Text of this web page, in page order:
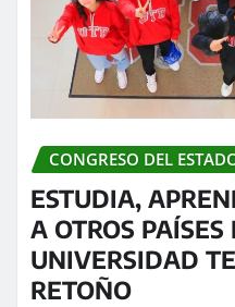
CONGRESO DEL
ESTUDIA,
A OTROS PAÍSES
UNIVERSIDAD
RETOÑO